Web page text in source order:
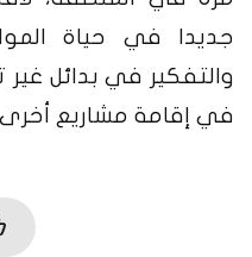
جديدا في حياة
والتفكير في بدائل غير
في إقامة مشاريع أخرى